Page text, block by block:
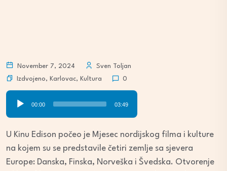
November 7, 2024
Sven Toljan
Izdvojeno, Karlovac, Kultura 0
Audio
Player
00:00 03:49
U Kinu Edison počeo je Mjesec nordijskog filma i kulture
na kojem su se predstavile četiri zemlje sa sjevera
Europe: Danska, Finska, Norveška i Švedska. Otvorenje